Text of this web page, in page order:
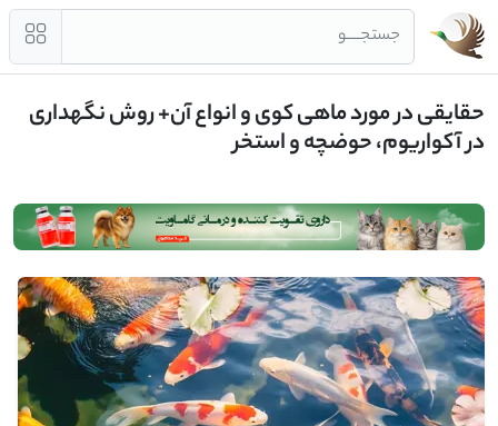
جستجــــو
حقایقی در مورد ماهی کوی و انواع آن+ روش نگهداری
در آکواریوم، حوضچه و استخر